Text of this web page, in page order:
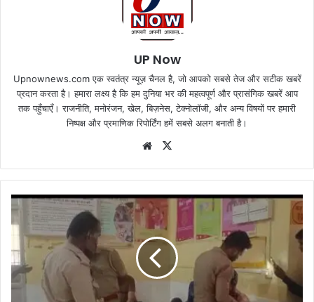
UP Now
Upnownews.com एक स्वतंत्र न्यूज़ चैनल है, जो आपको सबसे तेज और सटीक खबरें
प्रदान करता है। हमारा लक्ष्य है कि हम दुनिया भर की महत्वपूर्ण और प्रासंगिक खबरें आप
तक पहुँचाएँ। राजनीति, मनोरंजन, खेल, बिज़नेस, टेक्नोलॉजी, और अन्य विषयों पर हमारी
निष्पक्ष और प्रमाणिक रिपोर्टिंग हमें सबसे अलग बनाती है।
Website